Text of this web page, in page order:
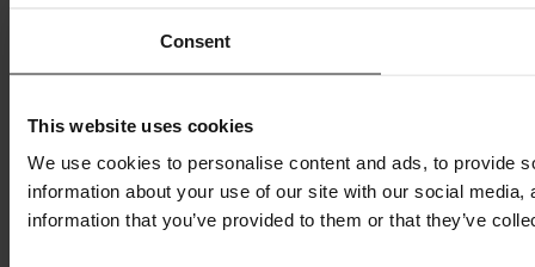
Consent
This website uses cookies
We use cookies to personalise content and ads, to provide
information about your use of our site with our social
information that you’ve provided to them or that they’ve